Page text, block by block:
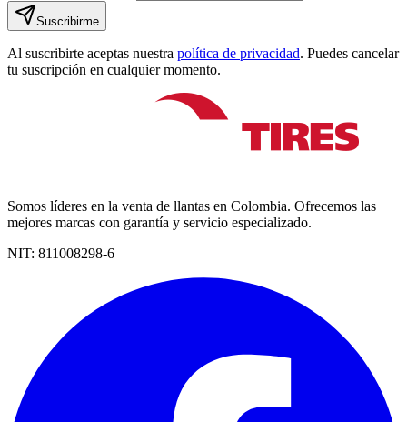
Suscribirme
Al suscribirte aceptas nuestra política de privacidad. Puedes cancelar
tu suscripción en cualquier momento.
Somos líderes en la venta de llantas en Colombia. Ofrecemos las
mejores marcas con garantía y servicio especializado.
NIT: 811008298-6